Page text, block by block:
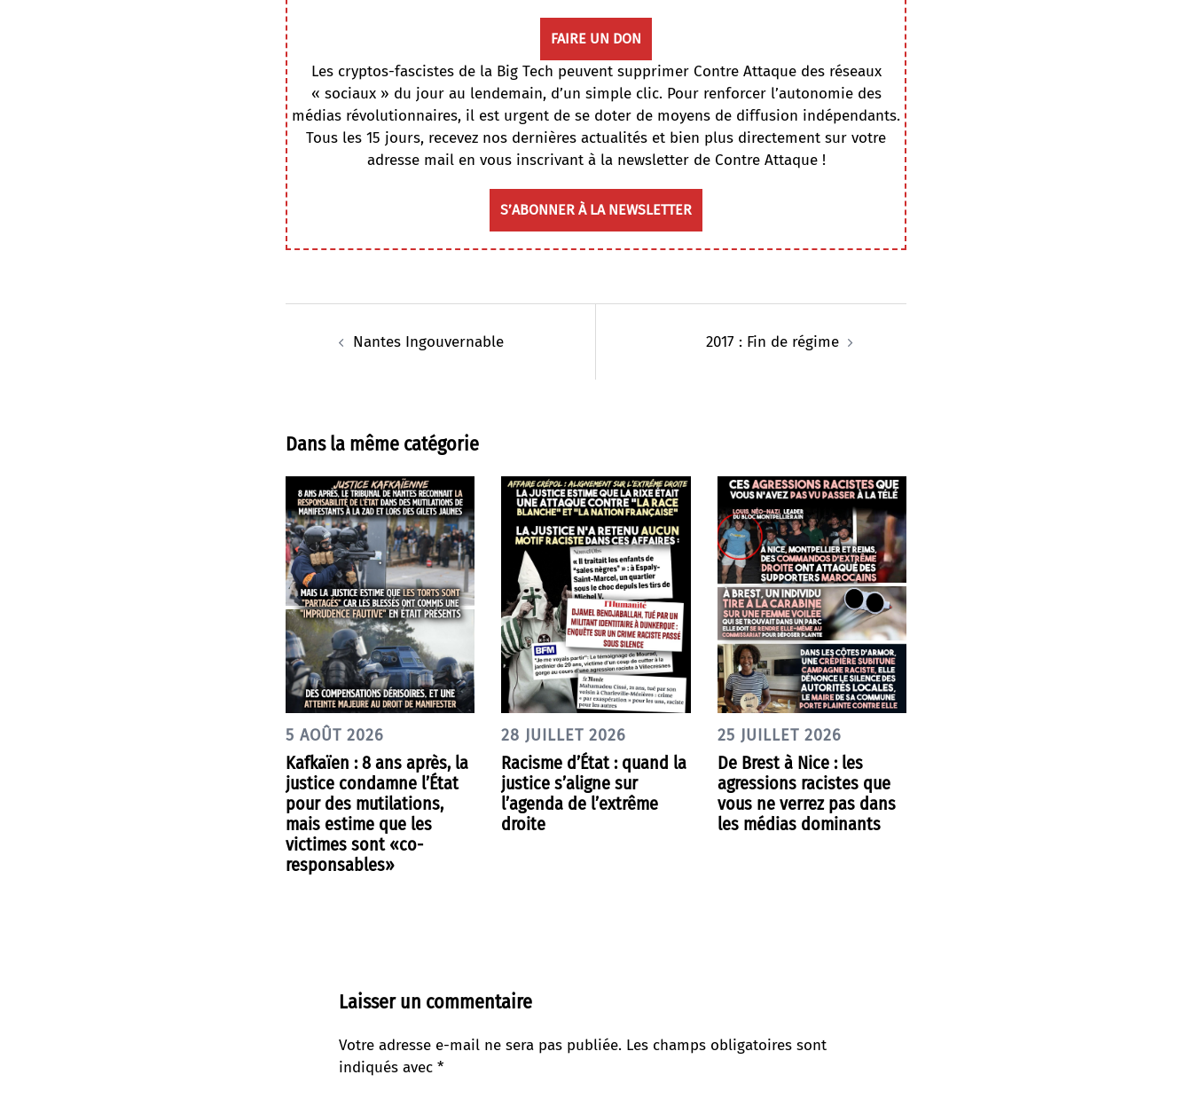
FAIRE UN DON
Les cryptos-fascistes de la Big Tech peuvent supprimer Contre Attaque des réseaux
« sociaux » du jour au lendemain, d’un simple clic. Pour renforcer l’autonomie des
médias révolutionnaires, il est urgent de se doter de moyens de diffusion indépendants.
Tous les 15 jours, recevez nos dernières actualités et bien plus directement sur votre
adresse mail en vous inscrivant à la newsletter de Contre Attaque !
S’ABONNER À LA NEWSLETTER
d’articleNantes Ingouvernable 2017 : Fin de régime
Dans la même catégorie
5 AOÛT 2026
Kafkaïen : 8 ans après, la
justice condamne l’État
pour des mutilations,
mais estime que les
victimes sont «co-
responsables»
28 JUILLET 2026
Racisme d’État : quand la
justice s’aligne sur
l’agenda de l’extrême
droite
25 JUILLET 2026
De Brest à Nice : les
agressions racistes que
vous ne verrez pas dans
les médias dominants
Laisser un commentaire
Votre adresse e-mail ne sera pas publiée. Les champs obligatoires sont
indiqués avec *